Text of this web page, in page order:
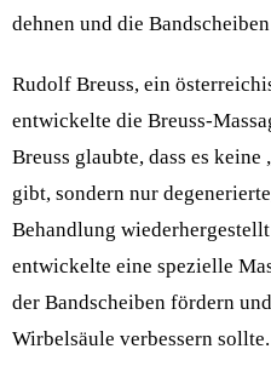
dehnen und die
Rudolf Breuss, ein
entwickelte die Breuss-
Breuss glaubte, dass es
gibt, sondern nur
Behandlung
entwickelte eine spezielle
der Bandscheiben fördern
Wirbelsäule verbessern sollte.